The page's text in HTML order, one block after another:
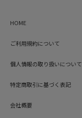
HOME
ご利用規約について
個人情報の取り扱いについて
特定商取引に基づく表記
会社概要